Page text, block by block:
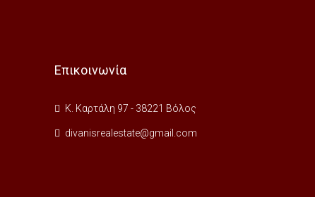
Επικοινωνία
Κ. Καρτάλη 97 - 38221 Βόλος
divanisrealestate@gmail.com